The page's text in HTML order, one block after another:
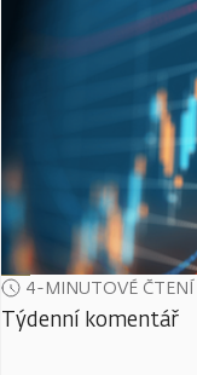
4-MINUTOVÉ ČTENÍ
Týdenní komentář